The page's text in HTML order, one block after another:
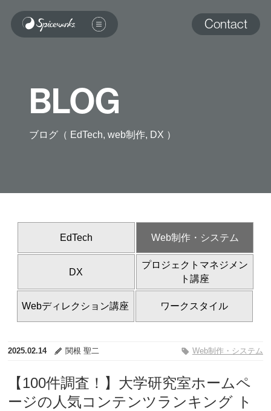
Contact
BLOG
ブログ（ EdTech, web制作, DX ）
EdTech Web制作・システム
DX
プロジェクトマネジメン
ト講座
Webディレクション講座 ワークスタイル
2025.02.14 関根 聖二 Web制作・システム
【100件調査！】大学研究室ホームペ
ージの人気コンテンツランキング ト